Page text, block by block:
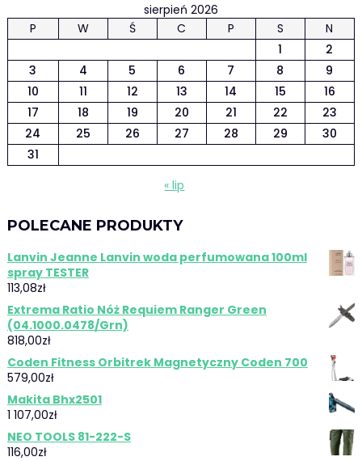
sierpień 2026
P
W Ś C P S
N
1
2
3
4 5 6 7 8
9
10
11 12 13 14 15
16
17
18 19 20 21 22
23
24
25 26 27 28 29
30
31
« lip
POLECANE PRODUKTY
Lanvin Jeanne Lanvin woda perfumowana 100ml
spray TESTER
113,08zł
Extrema Ratio Nóż Requiem Ranger Green
(04.1000.0478/Grn)
818,00zł
Coden Fitness Orbitrek Magnetyczny Coden 700
579,00zł
Makita Bhx2501
1 107,00zł
NEO TOOLS 81-222-S
116,00zł